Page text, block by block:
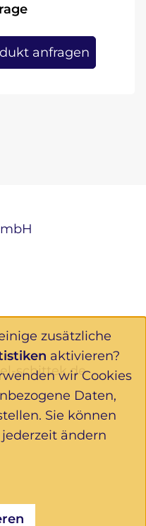
anfragen
schittek.de
zusätzliche
aktivieren?
wir Cookies
Daten,
Sie können
ändern